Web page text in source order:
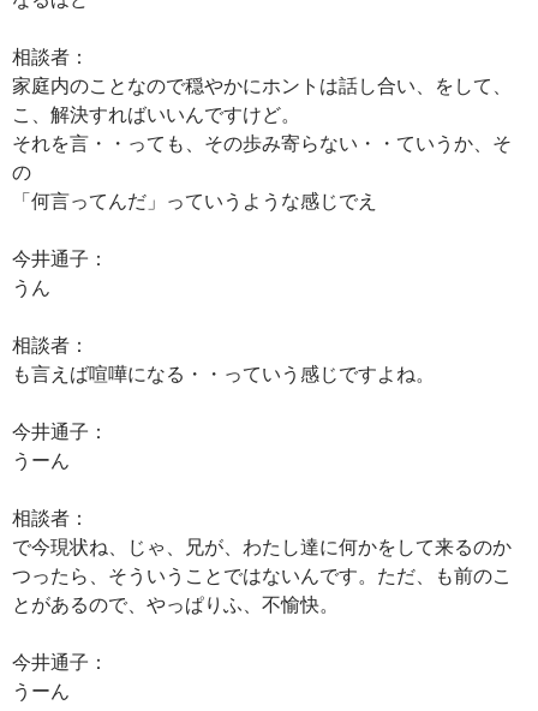
相談者：
家庭内のことなので穏やかにホントは話し合い、をして、
こ、解決すればいいんですけど。
それを言・・っても、その歩み寄らない・・ていうか、そ
の
「何言ってんだ」っていうような感じでえ
今井通子：
うん
相談者：
も言えば喧嘩になる・・っていう感じですよね。
今井通子：
うーん
相談者：
で今現状ね、じゃ、兄が、わたし達に何かをして来るのか
つったら、そういうことではないんです。ただ、も前のこ
とがあるので、やっぱりふ、不愉快。
今井通子：
うーん